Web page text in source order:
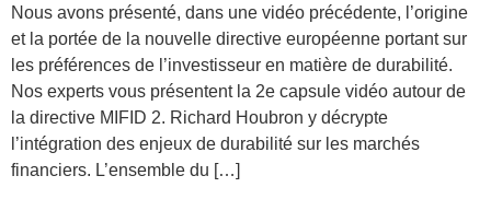
Nous avons présenté, dans une vidéo précédente, l’origine
et la portée de la nouvelle directive européenne portant sur
les préférences de l’investisseur en matière de durabilité.
Nos experts vous présentent la 2e capsule vidéo autour de
la directive MIFID 2. Richard Houbron y décrypte
l’intégration des enjeux de durabilité sur les marchés
financiers. L’ensemble du […]